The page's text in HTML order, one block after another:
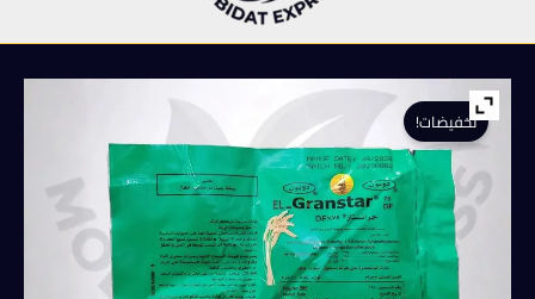
تخفيضات!